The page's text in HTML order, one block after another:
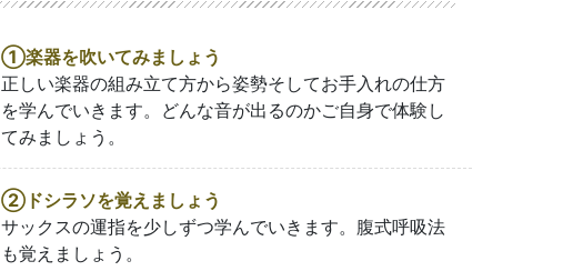
①楽器を吹いてみましょう
正しい楽器の組み立て方から姿勢そしてお手入れの仕方
を学んでいきます。どんな音が出るのかご自身で体験し
てみましょう。
②ドシラソを覚えましょう
サックスの運指を少しずつ学んでいきます。腹式呼吸法
も覚えましょう。